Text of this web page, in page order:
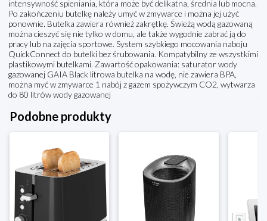
intensywność spieniania, która może być delikatna, średnia lub mocna.
Po zakończeniu butelkę należy umyć w zmywarce i można jej użyć
ponownie. Butelka zawiera również zakrętkę. Świeżą wodą gazowaną
można cieszyć się nie tylko w domu, ale także wygodnie zabrać ją do
pracy lub na zajęcia sportowe. System szybkiego mocowania naboju
QuickConnect do butelki bez śrubowania. Kompatybilny ze wszystkimi
plastikowymi butelkami. Zawartość opakowania: saturator wody
gazowanej GAIA Black litrowa butelka na wodę, nie zawiera BPA,
można myć w zmywarce 1 nabój z gazem spożywczym CO2, wytwarza
do 80 litrów wody gazowanej
Podobne produkty